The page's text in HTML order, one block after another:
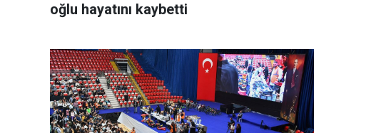
oğlu hayatını kaybetti